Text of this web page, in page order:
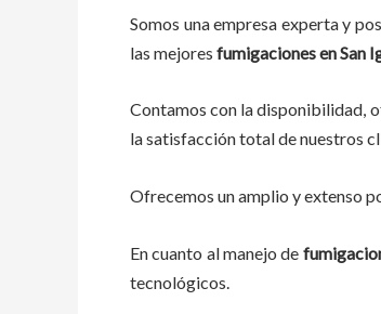
Somos una empresa experta y
las mejores fumigacionesenSan
Contamos con la disponibilidad,
la satisfacción total de nuestros
Ofrecemos un amplio y extenso
En cuanto almanejo de
tecnológicos.